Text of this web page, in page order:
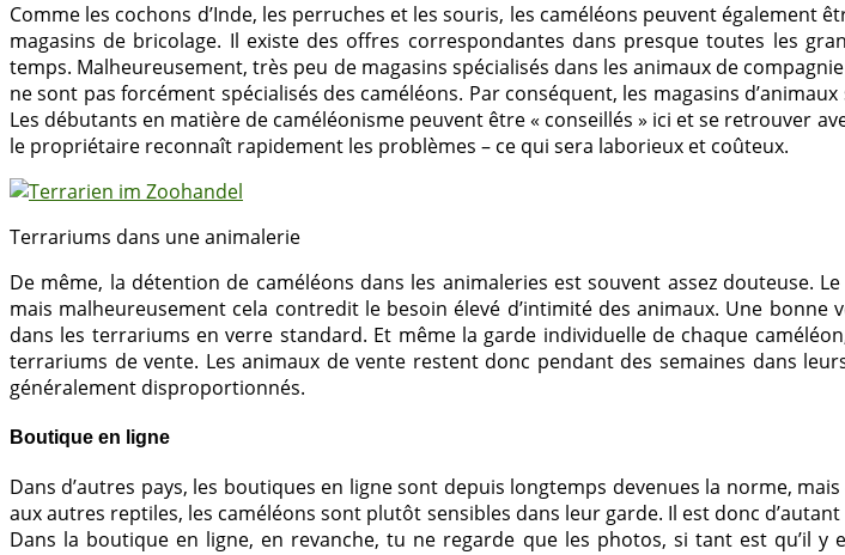
Comme les cochons d’Inde, les perruches et les souris, les caméléons peuvent également
magasins de bricolage. Il existe des offres correspondantes dans presque toutes les
temps. Malheureusement, très peu de magasins spécialisés dans les animaux de
ne sont pas forcément spécialisés des caméléons. Par conséquent, les magasins
Les débutants en matière de caméléonisme peuvent être « conseillés » ici et se retrouver
le propriétaire reconnaît rapidement les problèmes – ce qui sera laborieux et coûteux.
Terrariums dans une animalerie
De même, la détention de caméléons dans les animaleries est souvent assez douteuse.
mais malheureusement cela contredit le besoin élevé d’intimité des animaux. Une
dans les terrariums en verre standard. Et même la garde individuelle de chaque
terrariums de vente. Les animaux de vente restent donc pendant des semaines dans
généralement disproportionnés.
Boutique en ligne
Dans d’autres pays, les boutiques en ligne sont depuis longtemps devenues la norme,
aux autres reptiles, les caméléons sont plutôt sensibles dans leur garde. Il est donc
Dans la boutique en ligne, en revanche, tu ne regarde que les photos, si tant est qu’il